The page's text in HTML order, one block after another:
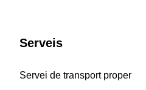
Serveis
Servei de transport proper